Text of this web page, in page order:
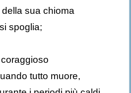
della sua chioma
si spoglia;
tutto muore,